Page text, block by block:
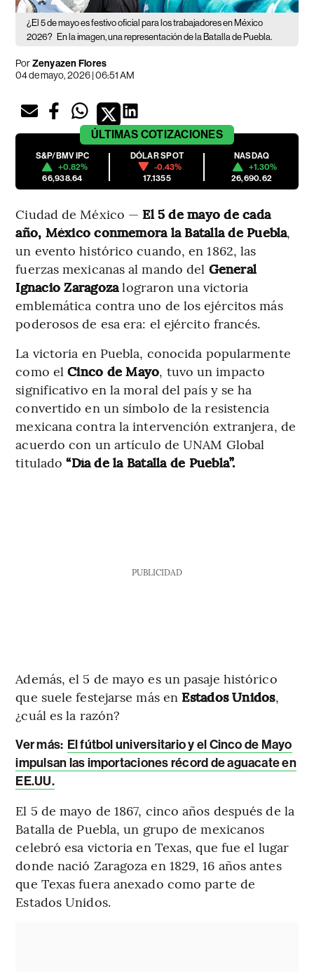
¿El 5 de mayo es festivo oficial para los trabajadores en México
2026? En la imagen, una representación de la Batalla de Puebla.
PorZenyazen Flores
04 de mayo, 2026 | 06:51 AM
ÚLTIMAS COTIZACIONES
S&P/BMV IPC
+0.82%
66,938.64
DÓLAR SPOT
-0.43%
17.1355
NASDAQ
+1.30%
26,690.62
Ciudad de México — El 5 de mayo de cada
año, México conmemora la Batalla de Puebla,
un evento histórico cuando, en 1862, las
fuerzas mexicanas al mando del General
Ignacio Zaragozalograron una victoria
emblemática contra uno de los ejércitos más
poderosos de esa era: el ejército francés.
La victoria en Puebla, conocida popularmente
como elCinco de Mayo, tuvo un impacto
significativo en la moral del país y se ha
convertido en un símbolo de la resistencia
mexicana contra la intervención extranjera, de
acuerdo con un artículo de UNAM Global
titulado“Día de la Batalla de Puebla”.
PUBLICIDAD
Además, el 5 de mayo es un pasaje histórico
que suele festejarse más en Estados Unidos,
¿cuál es la razón?
Ver más: El fútbol universitario y el Cinco de Mayo
impulsan las importaciones récord de aguacate en
EE.UU.
El 5 de mayo de 1867, cinco años después de la
Batalla de Puebla, un grupo de mexicanos
celebró esa victoria en Texas, que fue el lugar
donde nació Zaragoza en 1829, 16 años antes
que Texas fuera anexado como parte de
Estados Unidos.